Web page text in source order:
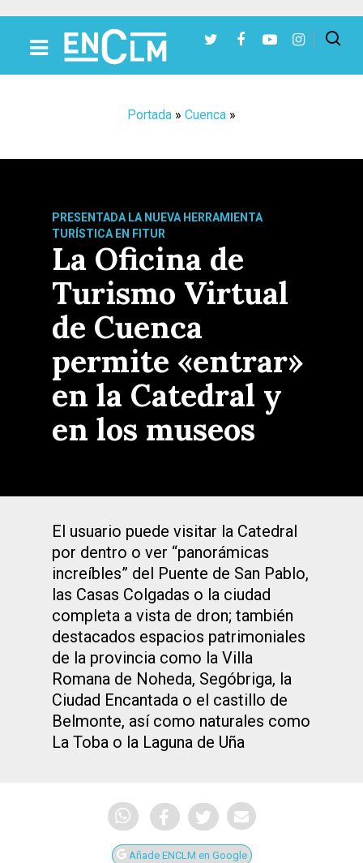
Portada » Cuenca »
PRESENTADA LA NUEVA HERRAMIENTA
TURÍSTICA EN FITUR
La Oficina de
Turismo Virtual
de Cuenca
permite «entrar»
en la Catedral y
en los museos
El usuario puede visitar la Catedral
por dentro o ver “panorámicas
increíbles” del Puente de San Pablo,
las Casas Colgadas o la ciudad
completa a vista de dron; también
destacados espacios patrimoniales
de la provincia como la Villa
Romana de Noheda, Segóbriga, la
Ciudad Encantada o el castillo de
Belmonte, así como naturales como
La Toba o la Laguna de Uña
Añade ENCLM en Google